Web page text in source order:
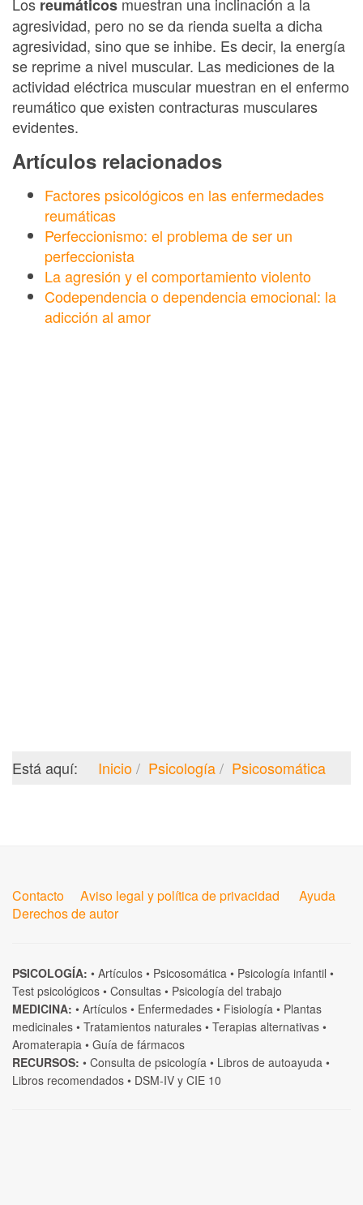
reumáticos
agresividad, pero no se da rienda suelta a dicha
agresividad, sino que se inhibe. Es decir, la energía
se reprime a nivel muscular. Las mediciones de la
actividad eléctrica muscular muestran en el enfermo
reumático que existen contracturas musculares
evidentes.
Artículos relacionados
Factores psicológicos en las enfermedades
reumáticas
Perfeccionismo: el problema de ser un
perfeccionista
La agresión y el comportamiento violento
Codependencia o dependencia emocional: la
adicción al amor
Está aquí: Inicio Psicología Psicosomática
Contacto Aviso legal y política de privacidad
Ayuda
Derechos de autor
PSICOLOGÍA: • Artículos • Psicosomática • Psicología infantil •
Test psicológicos • Consultas • Psicología del trabajo
MEDICINA: • Artículos • Enfermedades • Fisiología • Plantas
medicinales • Tratamientos naturales • Terapias alternativas •
Aromaterapia • Guía de fármacos
RECURSOS: • Consulta de psicología • Libros de autoayuda •
Libros recomendados • DSM-IV y CIE 10